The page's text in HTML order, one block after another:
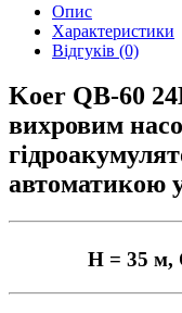
Опис
Характеристики
Відгуків (0)
Koer QB-60
вихровим
автоматикою
Н = 35 м,